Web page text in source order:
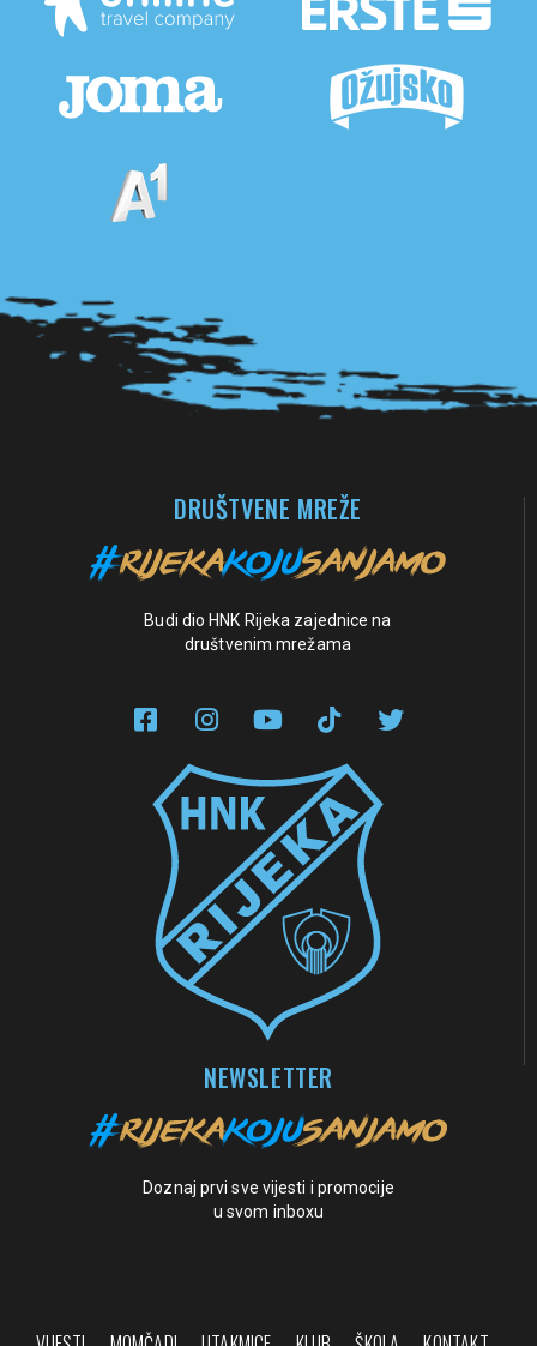
DRUŠTVENE MREŽE
Budi dio HNK Rijeka zajednice na
društvenim mrežama
NEWSLETTER
Doznaj prvi sve vijesti i promocije
u svom inboxu